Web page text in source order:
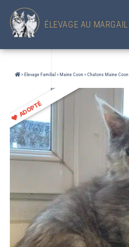
ÉLEVAGE AU MARGAIL
» Elevage Familial » Maine Coon»Chatons Maine Coon
ADOPTÉ